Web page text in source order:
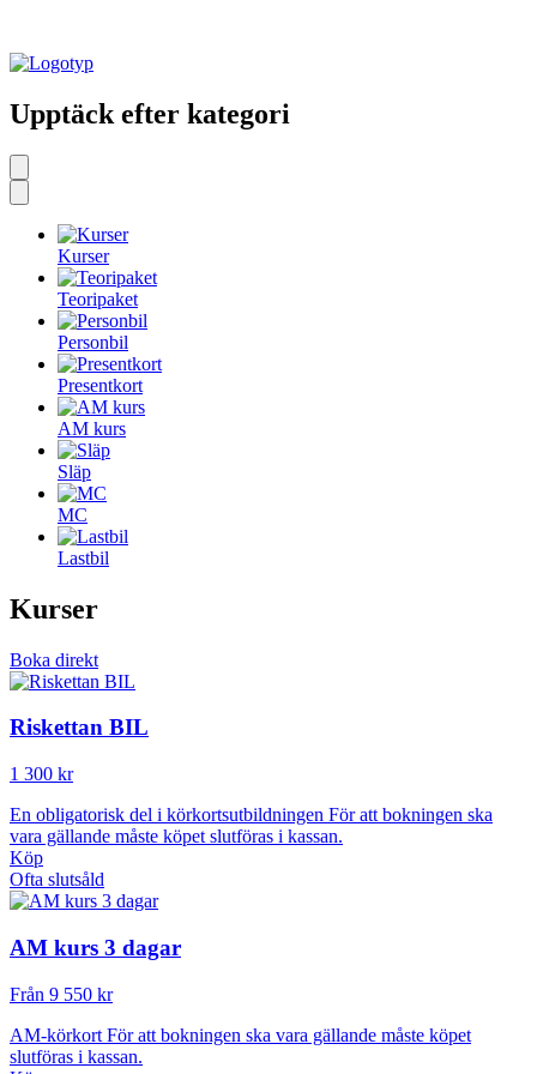
Upptäck efter kategori
Kurser
Teoripaket
Personbil
Presentkort
AM kurs
Släp
MC
Lastbil
Kurser
Boka direkt
Riskettan BIL
1 300 kr
En obligatorisk del i körkortsutbildningen För att bokningen ska
vara gällande måste köpet slutföras i kassan.
Köp
Ofta slutsåld
AM kurs 3 dagar
Från 9 550 kr
AM-körkort För att bokningen ska vara gällande måste köpet
slutföras i kassan.